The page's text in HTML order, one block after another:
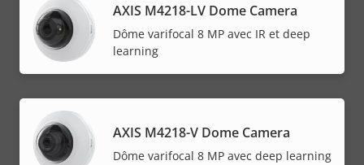
AXIS M4218-LV Dome Camera
Dôme varifocal 8 MP avec IR et deep
learning
AXIS M4218-V Dome Camera
Dôme varifocal 8 MP avec deep learning